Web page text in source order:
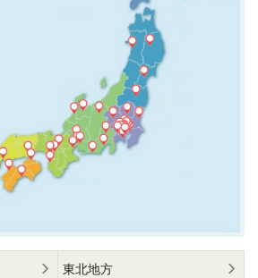
東北地方